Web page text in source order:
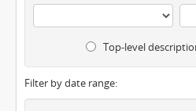
Top-level
Filter by date range: